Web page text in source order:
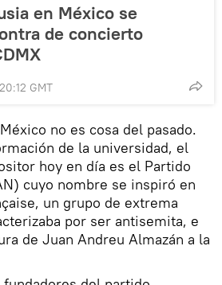
en México se
de concierto
GMT
no es cosa del pasado.
de la universidad, el
hoy en día es el Partido
cuyo nombre se inspiró en
un grupo de extrema
por ser antisemita, e
de Juan Andreu Almazán a la